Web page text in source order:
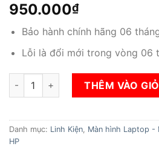
950.000₫
Bảo hành chính hãng 06
Lỗi là đổi mới trong vòng 06
Thay màn hình laptop HP Elitebook
THÊM VÀO
Danh mục: Linh Kiện Màn hình Laptop -
HP